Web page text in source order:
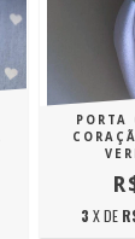
PORTA
3 X DE